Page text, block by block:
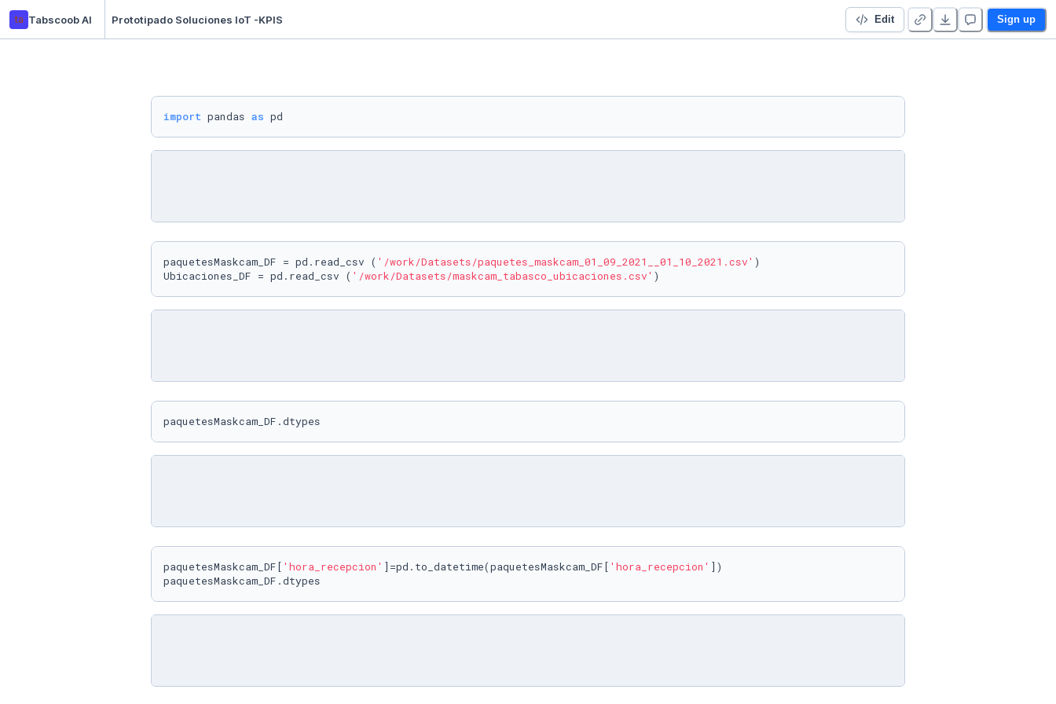
ta Tabscoob AI Prototipado Soluciones IoT -KPIS Edit Sign up
import pandas as pd
paquetesMaskcam_DF = pd.read_csv ( '/work/Datasets/paquetes_maskcam_01_09_2021__01_10_2021.csv' )
Ubicaciones_DF = pd.read_csv ( '/work/Datasets/maskcam_tabasco_ubicaciones.csv'
paquetesMaskcam_DF.dtypes
paquetesMaskcam_DF[ 'hora_recepcion' ]=pd.to_datetime(paquetesMaskcam_DF[ 'hora_recepcion' ])
paquetesMaskcam_DF.dtypes